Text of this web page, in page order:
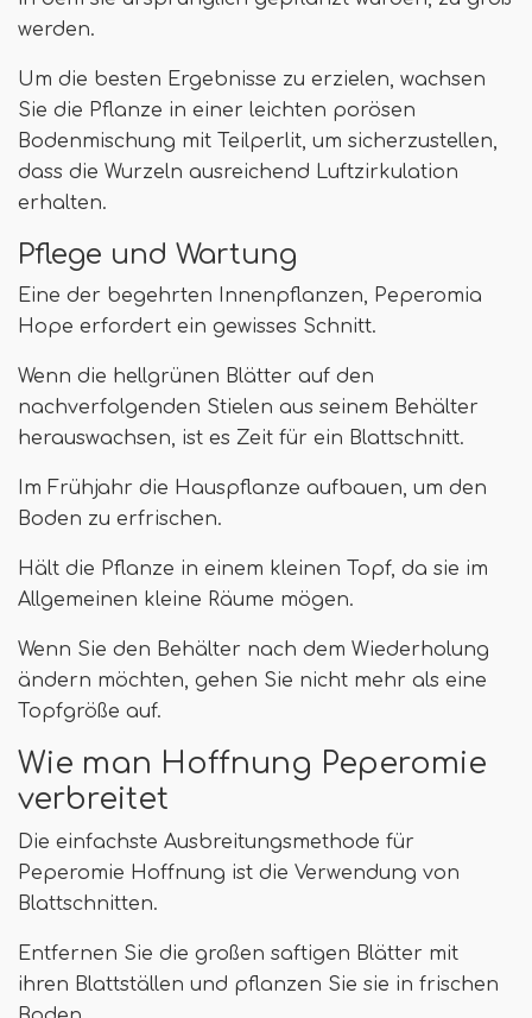
werden.
Um die besten Ergebnisse zu erzielen, wachsen
Sie die Pflanze in einer leichten porösen
Bodenmischung mit Teilperlit, um sicherzustellen,
dass die Wurzeln ausreichend Luftzirkulation
erhalten.
Pflege und Wartung
Eine der begehrten Innenpflanzen, Peperomia
Hope erfordert ein gewisses Schnitt.
Wenn die hellgrünen Blätter auf den
nachverfolgenden Stielen aus seinem Behälter
herauswachsen, ist es Zeit für ein Blattschnitt.
Im Frühjahr die Hauspflanze aufbauen, um den
Boden zu erfrischen.
Hält die Pflanze in einem kleinen Topf, da sie im
Allgemeinen kleine Räume mögen.
Wenn Sie den Behälter nach dem Wiederholung
ändern möchten, gehen Sie nicht mehr als eine
Topfgröße auf.
Wie man Hoffnung Peperomie
verbreitet
Die einfachste Ausbreitungsmethode für
Peperomie Hoffnung ist die Verwendung von
Blattschnitten.
Entfernen Sie die großen saftigen Blätter mit
ihren Blattställen und pflanzen Sie sie in frischen